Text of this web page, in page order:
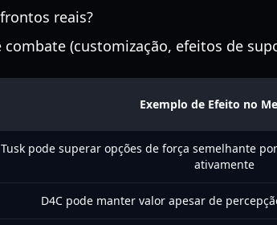
reais?
combate (customização, efeitos de
Exemplo de Efeito no
Tusk pode superar opções de força semelhante
ativamente
D4C pode manter valor apesar de